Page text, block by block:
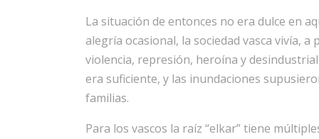
La situación de entonces no era dulce en
alegría ocasional, la sociedad vasca vivía,
violencia, represión, heroína y
era suficiente, y las inundaciones
familias.
Para los vascos la raíz “elkar” tiene